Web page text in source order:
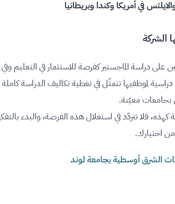
في أمريكا وكندا وبريطانيا
على دراسة الماجستير كفرصة للاستثمار في التعليم
لموظفيها تتمثّل في تغطية تكاليف الدراسة
بجامعات معيّنة.
فلا تتردّد في استغلال هذه الفرصة، والبدء
اختيارك.
الشرق أوسطية بجامعة لوند